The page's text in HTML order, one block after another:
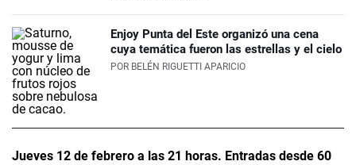
Enjoy Punta del Este organizó una cena
cuya temática fueron las estrellas y el cielo
POR BELÉN RIGUETTI APARICIO
Jueves 12 de febrero a las 21 horas. Entradas desde 60